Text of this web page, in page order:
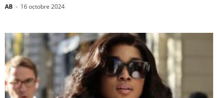
AB - 16 octobre 2024